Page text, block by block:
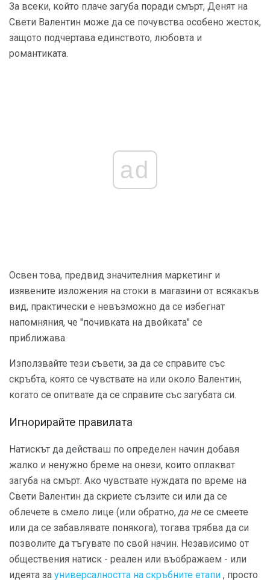
За всеки, който плаче загуба поради смърт, Денят на
Свети Валентин може да се почувства особено жесток,
защото подчертава единството, любовта и
романтиката.
ad
Освен това, предвид значителния маркетинг и
изявените изложения на стоки в магазини от всякакъв
вид, практически е невъзможно да се избегнат
напомняния, че "почивката на двойката" се
приближава.
Използвайте тези съвети, за да се справите със
скръбта, която се чувствате на или около Валентин,
когато се опитвате да се справите със загубата си.
Игнорирайте правилата
Натискът да действаш по определен начин добавя
жалко и ненужно бреме на онези, които оплакват
загуба на смърт. Ако чувствате нуждата по време на
Свети Валентин да скриете сълзите си или да се
облечете в смело лице (или обратно, да не се смеете
или да се забавлявате понякога), тогава трябва да си
позволите да тъгувате по свой начин. Независимо от
обществения натиск - реален или въображаем - или
идеята за универсалността на скръбните етапи , просто